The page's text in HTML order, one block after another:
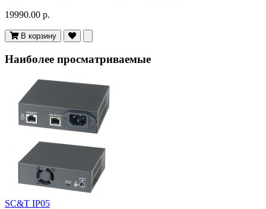
19990.00 р.
В корзину
Наиболее просматриваемые
SC&T IP05